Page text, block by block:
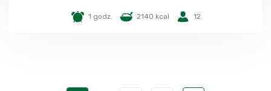
1 godz. 2140 kcal 12